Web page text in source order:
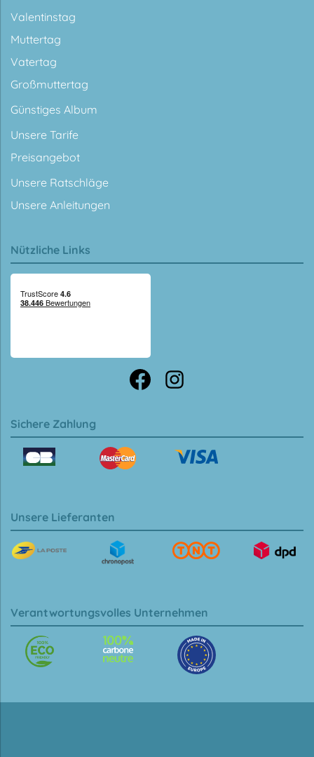
Valentinstag
Muttertag
Vatertag
Großmuttertag
Günstiges Album
Unsere Tarife
Preisangebot
Unsere Ratschläge
Unsere Anleitungen
Nützliche Links
Sichere Zahlung
Unsere Lieferanten
Verantwortungsvolles Unternehmen